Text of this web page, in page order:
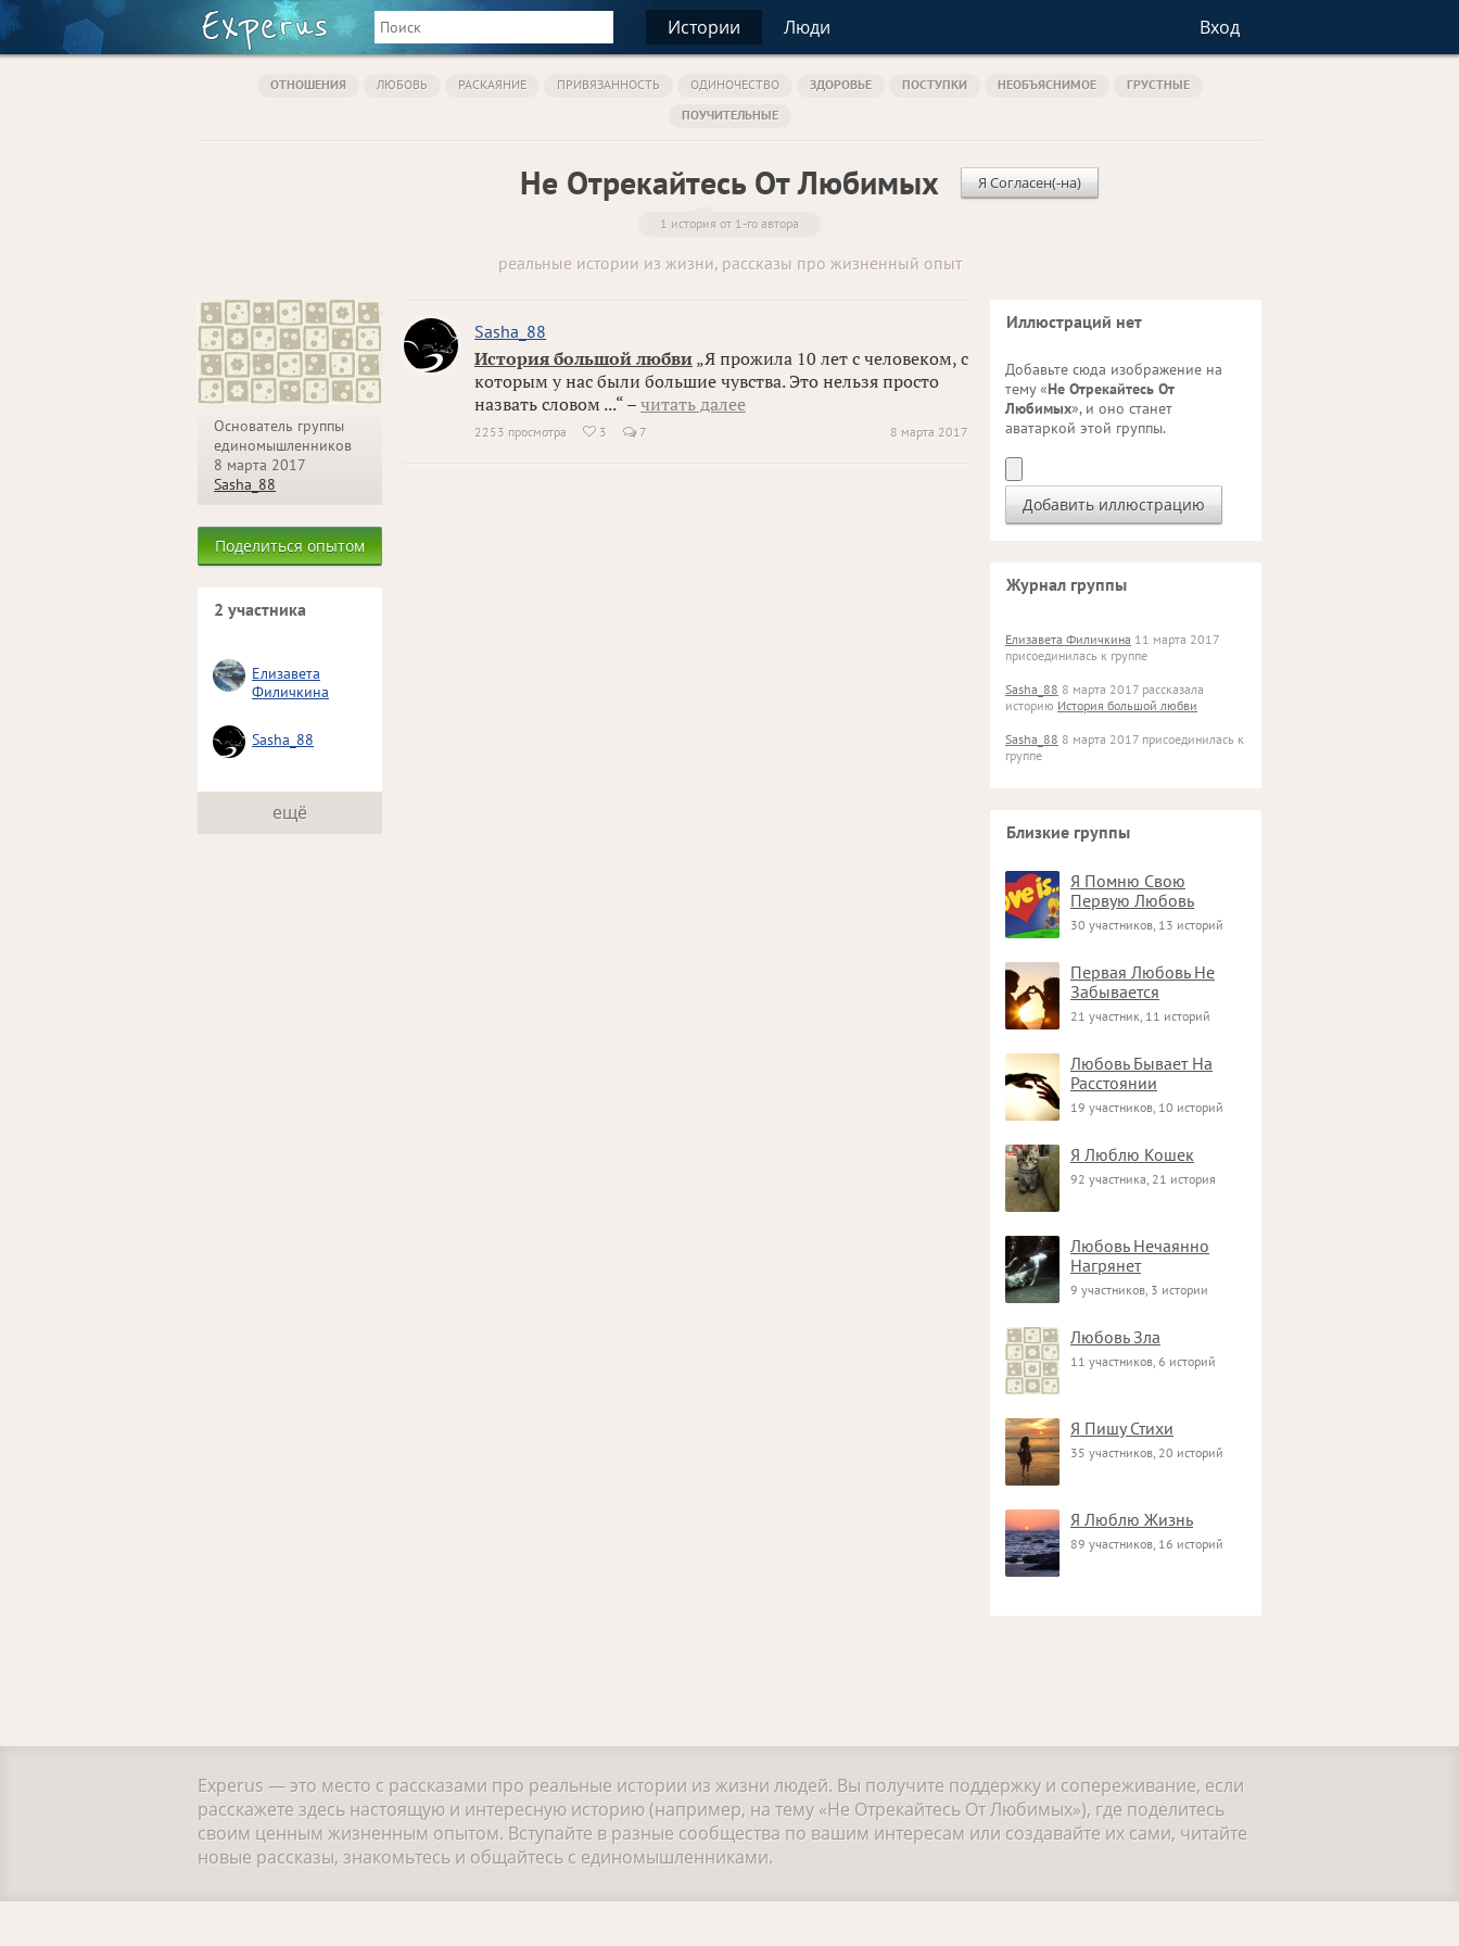
Истории Люди Вход
ОТНОШЕНИЯ ЛЮБОВЬ РАСКАЯНИЕ ПРИВЯЗАННОСТЬ ОДИНОЧЕСТВО ЗДОРОВЬЕ ПОСТУПКИ НЕОБЪЯСНИМОЕ
ГРУСТНЫЕ
ПОУЧИТЕЛЬНЫЕ
Не Отрекайтесь От Любимых Я Согласен(-на)
1 история от 1-го автора
реальные истории из жизни, рассказы про жизненный опыт
Основатель группы
единомышленников
8 марта 2017
Sasha_88
Поделиться опытом
2 участника
Елизавета
Филичкина
Sasha_88
ещё
Sasha_88
История большой любви „Я прожила 10 лет с человеком, с
которым у нас были большие чувства. Это нельзя просто
назвать словом ...“ – читать далее
8 марта 2017
2253 просмотра  3 7
Иллюстраций нет
Добавьте сюда изображение на
тему «Не Отрекайтесь От
Любимых», и оно станет
аватаркой этой группы.
Журнал группы
Елизавета Филичкина 11 марта 2017
присоединилась к группе
Sasha_88 8 марта 2017 рассказала
историю История большой любви
Sasha_88 8 марта 2017 присоединилась к
группе
Близкие группы
Я Помню Свою
Первую Любовь
30 участников, 13 историй
Первая Любовь Не
Забывается
21 участник, 11 историй
Любовь Бывает На
Расстоянии
19 участников, 10 историй
Я Люблю Кошек
92 участника, 21 история
Любовь Нечаянно
Нагрянет
9 участников, 3 истории
Любовь Зла
11 участников, 6 историй
Я Пишу Стихи
35 участников, 20 историй
Я Люблю Жизнь
89 участников, 16 историй
Experus — это место с рассказами про реальные истории из жизни людей. Вы получите поддержку и сопереживание, если
расскажете здесь настоящую и интересную историю (например, на тему «Не Отрекайтесь От Любимых»), где поделитесь
своим ценным жизненным опытом. Вступайте в разные сообщества по вашим интересам или создавайте их сами, читайте
новые рассказы, знакомьтесь и общайтесь с единомышленниками.